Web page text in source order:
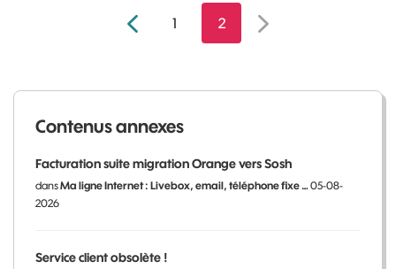
1 2
Contenus annexes
Facturation suite migration Orange vers Sosh
dansMa ligne Internet : Livebox, email, téléphone fixe …05-08-
2026
Service client obsolète !